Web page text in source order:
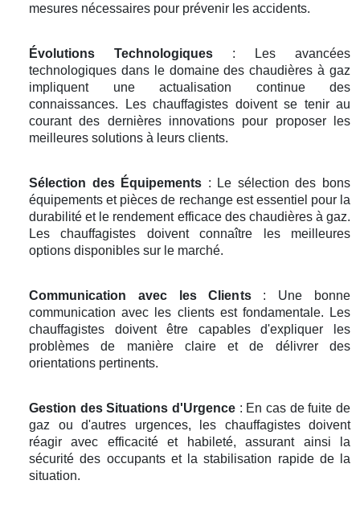
mesures nécessaires pour prévenir les accidents.
Évolutions Technologiques : Les avancées
technologiques dans le domaine des chaudières à gaz
impliquent une actualisation continue des
connaissances. Les chauffagistes doivent se tenir au
courant des dernières innovations pour proposer les
meilleures solutions à leurs clients.
Sélection des Équipements : Le sélection des bons
équipements et pièces de rechange est essentiel pour la
durabilité et le rendement efficace des chaudières à gaz.
Les chauffagistes doivent connaître les meilleures
options disponibles sur le marché.
Communication avec les Clients: Une bonne
communication avec les clients est fondamentale. Les
chauffagistes doivent être capables d'expliquer les
problèmes de manière claire et de délivrer des
orientations pertinents.
Gestion des Situations d'Urgence : En cas de fuite de
gaz ou d'autres urgences, les chauffagistes doivent
réagir avec efficacité et habileté, assurant ainsi la
sécurité des occupants et la stabilisation rapide de la
situation.